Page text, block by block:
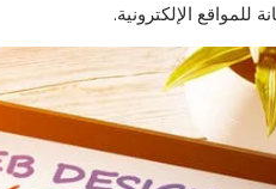
الإلكترونية.